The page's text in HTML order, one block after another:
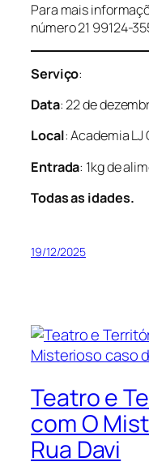
Para mais
número 21 99124-
Serviço:
Data: 22 de
Local: Academia
Entrada: 1kg de
Todas as idades.
19/12/2025
Teatro e
com O
Rua Davi